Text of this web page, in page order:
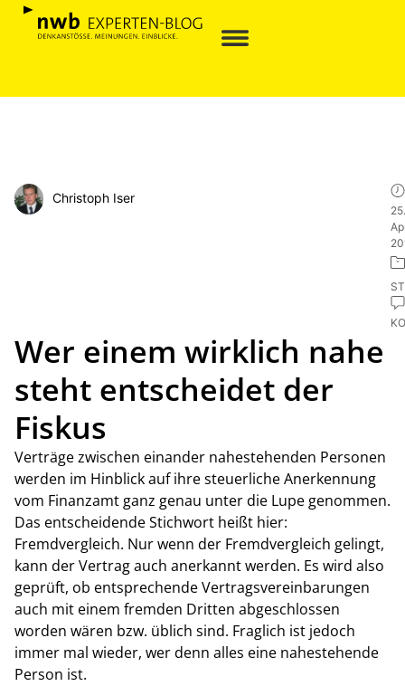
Christoph Iser
25.
Wer einem wirklich nahe
steht entscheidet der
Fiskus
Verträge zwischen einander nahestehenden Personen
werden im Hinblick auf ihre steuerliche Anerkennung
vom Finanzamt ganz genau unter die Lupe genommen.
Das entscheidende Stichwort heißt hier:
Fremdvergleich. Nur wenn der Fremdvergleich gelingt,
kann der Vertrag auch anerkannt werden. Es wird also
geprüft, ob entsprechende Vertragsvereinbarungen
auch mit einem fremden Dritten abgeschlossen
worden wären bzw. üblich sind. Fraglich ist jedoch
immer mal wieder, wer denn alles eine nahestehende
Person ist.